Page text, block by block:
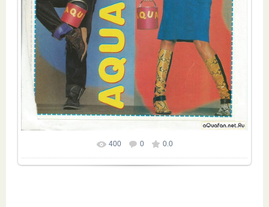
Размер фотографии: 698x960
400 0 0.0